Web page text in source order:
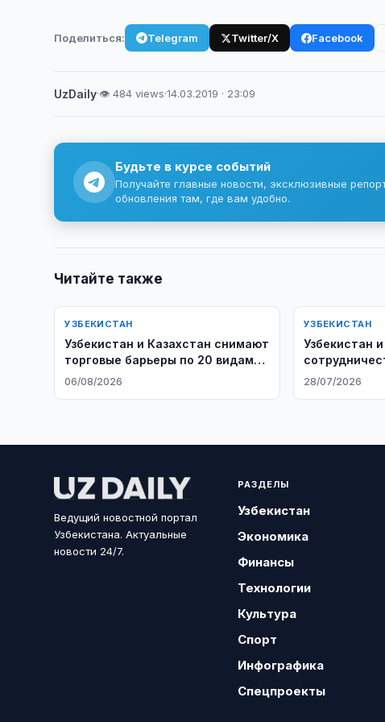
Поделиться: Telegram Twitter/X Facebook
UzDaily·👁 484 views·14.03.2019 · 23:09
Будьте в курсе событий
Получайте главные новости, эксклюзивные
обновления там, где вам удобно.
Читайте также
УЗБЕКИСТАН
Узбекистан и Казахстан снимают
торговые барьеры по 20 видам
товаров с 10 августа
06/08/2026
УЗБЕКИСТАН
Узбекистан
28/07/2026
Ведущий новостной портал
Узбекистана. Актуальные
новости 24/7.
РАЗДЕЛЫ
Узбекистан
Экономика
Финансы
Технологии
Культура
Спорт
Инфографика
Спецпроекты